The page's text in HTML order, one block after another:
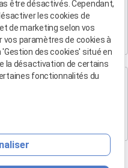
Marse
être désactivés. Cependant,
les cookies de
de marketing selon vos
vos paramètres de cookies à
des cookies' situé en
la désactivation de certains
fonctionnalités du